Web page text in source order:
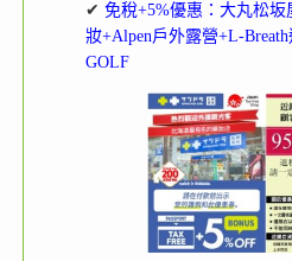
✔ 免稅+5%優惠：大丸松
妝+Alpen戶外露營+L-
GOLF